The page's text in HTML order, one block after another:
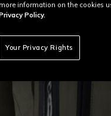
more information on the cookies
Policy.
Your Privacy Rights